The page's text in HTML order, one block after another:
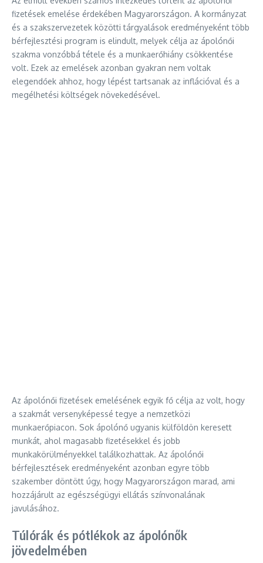
fizetések emelése érdekében Magyarországon. A kormányzat
és a szakszervezetek közötti tárgyalások eredményeként több
bérfejlesztési program is elindult, melyek célja az ápolónői
szakma vonzóbbá tétele és a munkaerőhiány csökkentése
volt. Ezek az emelések azonban gyakran nem voltak
elegendőek ahhoz, hogy lépést tartsanak az inflációval és a
megélhetési költségek növekedésével.
Az ápolónői fizetések emelésének egyik fő célja az volt, hogy
a szakmát versenyképessé tegye a nemzetközi
munkaerőpiacon. Sok ápolónő ugyanis külföldön keresett
munkát, ahol magasabb fizetésekkel és jobb
munkakörülményekkel találkozhattak. Az ápolónői
bérfejlesztések eredményeként azonban egyre több
szakember döntött úgy, hogy Magyarországon marad, ami
hozzájárult az egészségügyi ellátás színvonalának
javulásához.
Túlórák és pótlékok az ápolónők
jövedelmében